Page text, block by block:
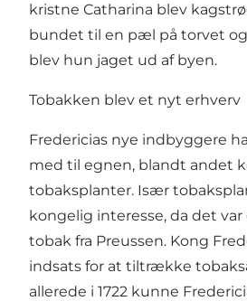
kristne Catharina blev
bundet til en pæl på torvet
blev hun jaget ud af byen.
Tobakken blev et nyt erhverv
Fredericias nye indbyggere
med til egnen, blandt andet
tobaksplanter. Især
kongelig interesse, da det
tobak fra Preussen. Kong
indsats for at tiltrække
allerede i 1722 kunne